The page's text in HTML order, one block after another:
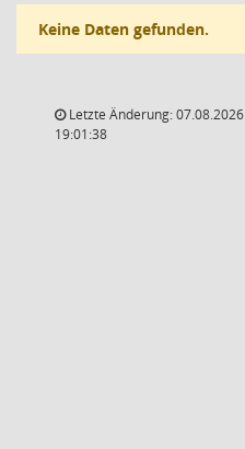
Keine Daten gefunden.
Letzte Änderung: 07.08.2026
19:01:38